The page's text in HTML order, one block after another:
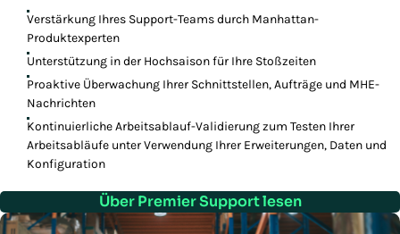
Verstärkung Ihres Support-Teams durch Manhattan-
Produktexperten
Unterstützung in der Hochsaison für Ihre Stoßzeiten
Proaktive Überwachung Ihrer Schnittstellen, Aufträge und MHE-
Nachrichten
Kontinuierliche Arbeitsablauf-Validierung zum Testen Ihrer
Arbeitsabläufe unter Verwendung Ihrer Erweiterungen, Daten und
Konfiguration
Über Premier Support lesen